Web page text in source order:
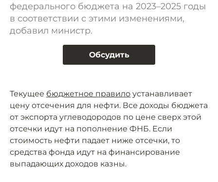
федерального бюджета на 2023–2025 годы
в соответствии с этими изменениями,
добавил министр.
Обсудить
Текущее бюджетное правило устанавливает
цену отсечения для нефти. Все доходы бюджета
от экспорта углеводородов по цене сверх этой
отсечки идут на пополнение ФНБ. Если
стоимость нефти падает ниже отсечки, то
средства фонда идут на финансирование
выпадающих доходов казны.